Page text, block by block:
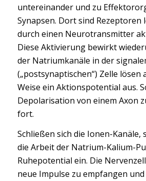
untereinander und zu
Synapsen. Dort sind Rezeptoren
durch einen Neurotransmitter
Diese Aktivierung bewirkt
der Natriumkanäle in der
(„postsynaptischen“) Zelle lösen
Weise ein Aktionspotential aus.
Depolarisation von einem Axon
fort.
Schließen sich die Ionen-Kanäle,
die Arbeit der Natrium-Kalium-
Ruhepotential ein. Die
neue Impulse zu empfangen